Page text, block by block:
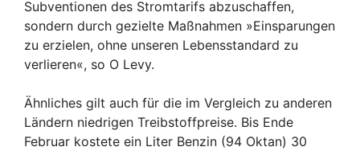
Subventionen des Stromtarifs abzuschaffen,
sondern durch gezielte Maßnahmen »Einsparungen
zu erzielen, ohne unseren Lebensstandard zu
verlieren«, so O Levy.
Ähnliches gilt auch für die im Vergleich zu anderen
Ländern niedrigen Treibstoffpreise. Bis Ende
Februar kostete ein Liter Benzin (94 Oktan) 30